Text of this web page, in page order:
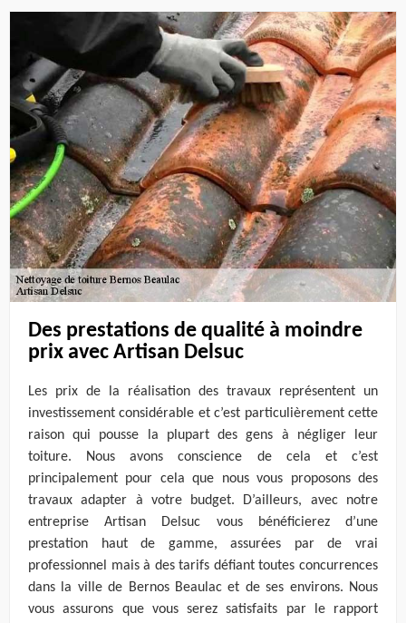
Des prestations de qualité à moindre
prix avec Artisan Delsuc
Les prix de la réalisation des travaux représentent un
investissement considérable et c’est particulièrement cette
raison qui pousse la plupart des gens à négliger leur
toiture. Nous avons conscience de cela et c’est
principalement pour cela que nous vous proposons des
travaux adapter à votre budget. D’ailleurs, avec notre
entreprise Artisan Delsuc vous bénéficierez d’une
prestation haut de gamme, assurées par de vrai
professionnel mais à des tarifs défiant toutes concurrences
dans la ville de Bernos Beaulac et de ses environs. Nous
vous assurons que vous serez satisfaits par le rapport